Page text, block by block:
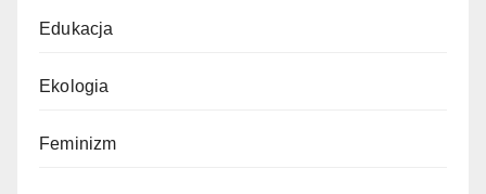
Edukacja
Ekologia
Feminizm